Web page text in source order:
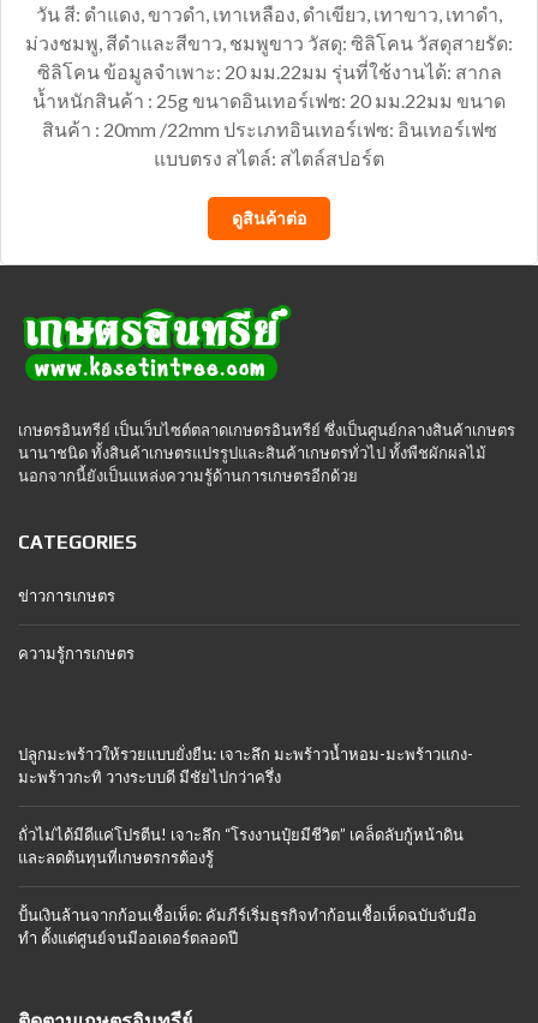
วัน สี: ดำแดง, ขาวดำ, เทาเหลือง, ดำเขียว, เทาขาว, เทาดำ,
ม่วงชมพู, สีดำและสีขาว, ชมพูขาว วัสดุ: ซิลิโคน วัสดุสายรัด:
ซิลิโคน ข้อมูลจำเพาะ: 20 มม.22มม รุ่นที่ใช้งานได้: สากล
น้ำหนักสินค้า : 25g ขนาดอินเทอร์เฟซ: 20 มม.22มม ขนาด
สินค้า : 20mm /22mm ประเภทอินเทอร์เฟซ: อินเทอร์เฟซ
แบบตรง สไตล์: สไตล์สปอร์ต
ดูสินค้าต่อ
เกษตรอินทรีย์ เป็นเว็บไซต์ตลาดเกษตรอินทรีย์ ซึ่งเป็นศูนย์กลางสินค้าเกษตร
นานาชนิด ทั้งสินค้าเกษตรแปรรูปและสินค้าเกษตรทั่วไป ทั้งพืชผักผลไม้
นอกจากนี้ยังเป็นแหล่งความรู้ด้านการเกษตรอีกด้วย
CATEGORIES
ข่าวการเกษตร
ความรู้การเกษตร
ปลูกมะพร้าวให้รวยแบบยั่งยืน: เจาะลึก มะพร้าวน้ำหอม-มะพร้าวแกง-
มะพร้าวกะทิ วางระบบดี มีชัยไปกว่าครึ่ง
ถั่วไม่ได้มีดีแค่โปรตีน! เจาะลึก “โรงงานปุ๋ยมีชีวิต” เคล็ดลับกู้หน้าดิน
และลดต้นทุนที่เกษตรกรต้องรู้
ปั้นเงินล้านจากก้อนเชื้อเห็ด: คัมภีร์เริ่มธุรกิจทำก้อนเชื้อเห็ดฉบับจับมือ
ทำ ตั้งแต่ศูนย์จนมีออเดอร์ตลอดปี